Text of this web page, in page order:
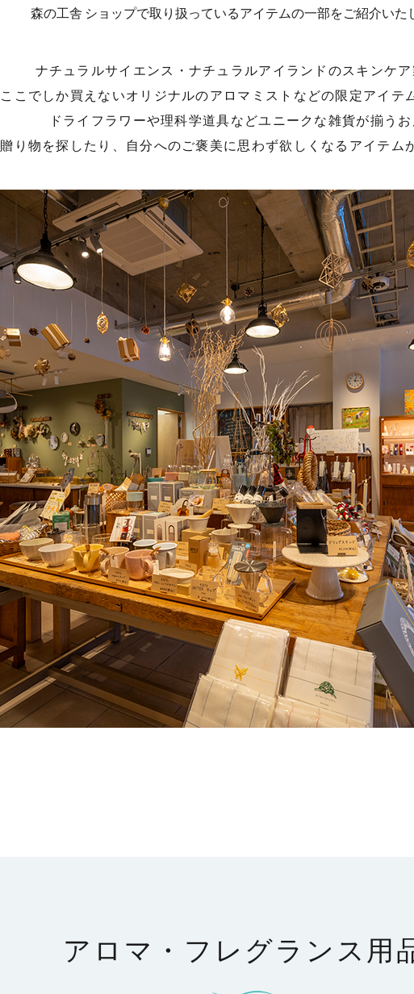
森の工舎 ショップで取り扱っているアイテムの一部をご紹介いた
ナチュラルサイエンス・ナチュラルアイランドのスキンケア
ここでしか買えないオリジナルのアロマミストなどの限定アイテ
ドライフラワーや理科学道具などユニークな雑貨が揃うお
贈り物を探したり、自分へのご褒美に思わず欲しくなるアイテム
アロマ・フレグランス用